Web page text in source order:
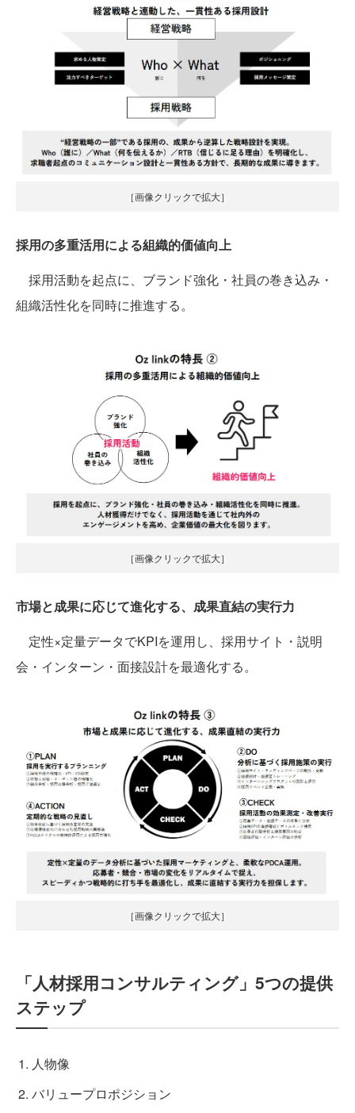
［画像クリックで拡大］
採用の多重活用による組織的価値向上
採用活動を起点に、ブランド強化・社員の巻き込み・
組織活性化を同時に推進する。
［画像クリックで拡大］
市場と成果に応じて進化する、成果直結の実行力
定性×定量データでKPIを運用し、採用サイト・説明
会・インターン・面接設計を最適化する。
［画像クリックで拡大］
「人材採用コンサルティング」5つの提供
ステップ
人物像
バリュープロポジション